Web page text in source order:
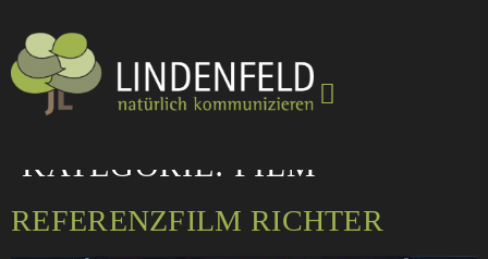
KATEGORIE: FILM
REFERENZFILM RICHTER